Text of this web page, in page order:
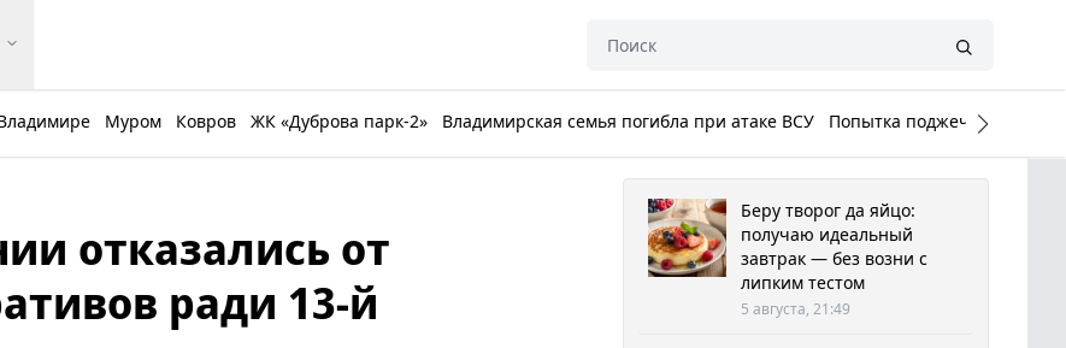
Муром Ковров ЖК «Дуброва парк-2» Владимирская семья погибла при атаке ВСУ Попытка поджечь Белый
отказались от
ради 13-й
Беру творог да яйцо:
получаю идеальный
завтрак — без возни с
липким тестом
5 августа, 21:49